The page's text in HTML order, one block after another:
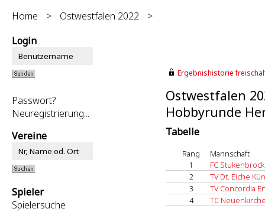
Home > Ostwestfalen 2022
>
Login
Passwort?
Neuregistrierung...
Vereine
Spieler
Spielersuche
Ergebnishistorie
Ostwestfalen
Hobbyrunde
Tabelle
Rang
Mannschaft
1
FC
2
TV Dt. Eiche
3
TV Concordia
4
TC